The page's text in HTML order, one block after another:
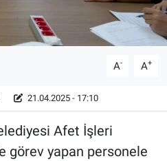
A- A+
21.04.2025 - 17:10
Afet İşleri
görev yapan personele